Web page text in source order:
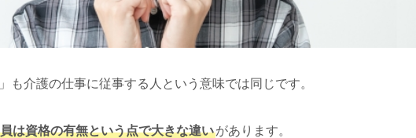
も介護の仕事に従事する人という意味では同じです。
は資格の有無という点で大きな違いがあります。